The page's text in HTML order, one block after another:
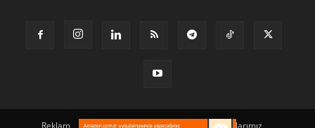
Reklam Künye Hakkımızda Iletişim Yazarlarımız